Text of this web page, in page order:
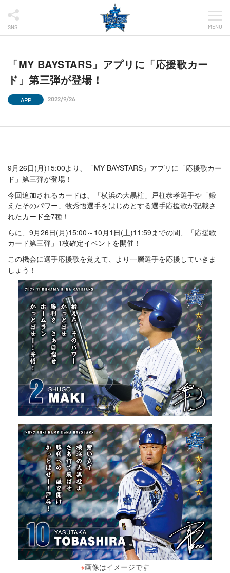
SNS MENU
「MY BAYSTARS」アプリに「応援歌カー
ド」第三弾が登場！
APP 2022/9/26
9月26日(月)15:00より、「MY BAYSTARS」アプリに「応援歌カー
ド」第三弾が登場！
今回追加されるカードは、「横浜の大黒柱」戸柱恭孝選手や「鍛
えたそのパワー」牧秀悟選手をはじめとする選手応援歌が記載さ
れたカード全7種！
らに、9月26日(月)15:00～10月1日(土)11:59までの間、「応援歌
カード第三弾」1枚確定イベントを開催！
この機会に選手応援歌を覚えて、より一層選手を応援していきま
しょう！
※画像はイメージです